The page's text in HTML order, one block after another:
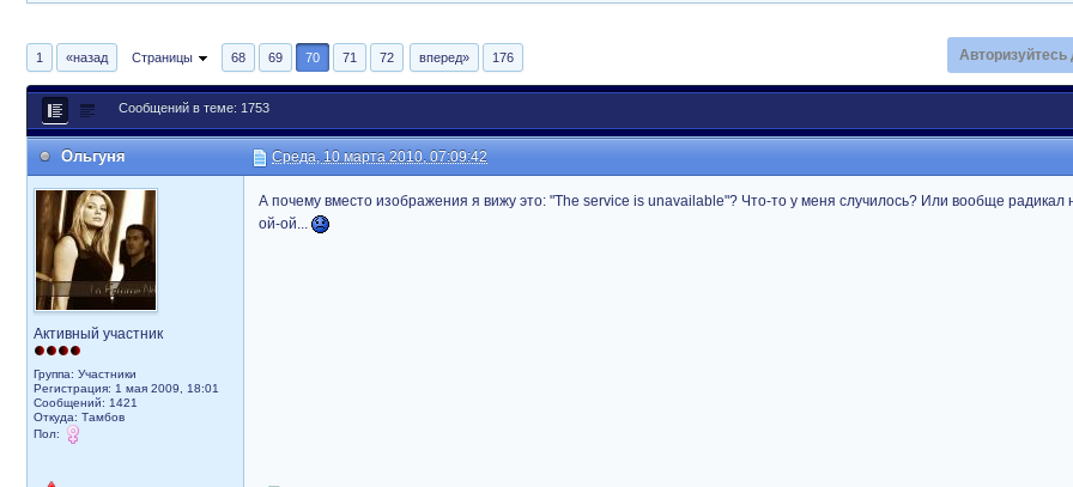
1 «назад Страницы 68 69 70 71 72 вперед» 176 Авторизуйтесь
Сообщений в теме: 1753
Ольгуня Среда, 10 марта 2010, 07:09:42
Активный участник
Группа: Участники
Регистрация: 1 мая 2009, 18:01
Сообщений: 1421
Откуда: Тамбов
Пол:
А почему вместо изображения я вижу это: "The service is unavailable"? Что-то у меня случилось? Или вообще радикал
ой-ой...